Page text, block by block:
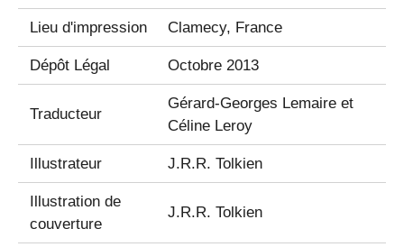
Lieu d'impression Clamecy, France
Dépôt Légal Octobre 2013
Traducteur
Gérard-Georges Lemaire et
Céline Leroy
Illustrateur J.R.R. Tolkien
Illustration de
couverture
J.R.R. Tolkien